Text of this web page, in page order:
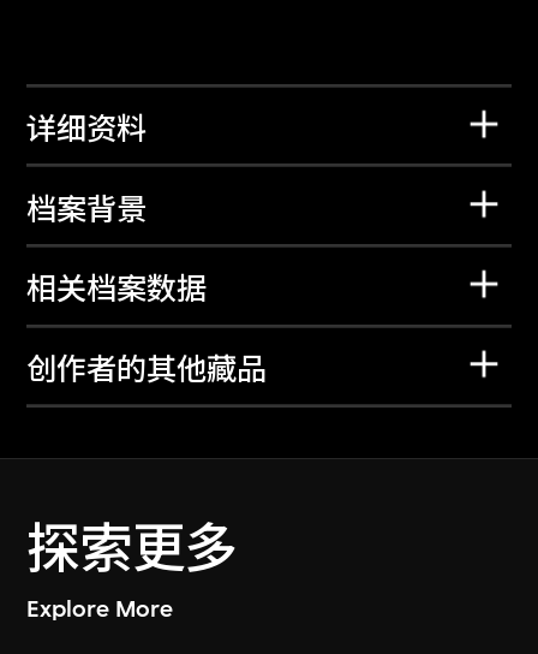
详细资料
档案背景
相关档案数据
创作者的其他藏品
探索更多
Explore More